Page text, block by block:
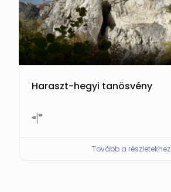
Haraszt-hegyi tanösvény
Tovább a részletekhez